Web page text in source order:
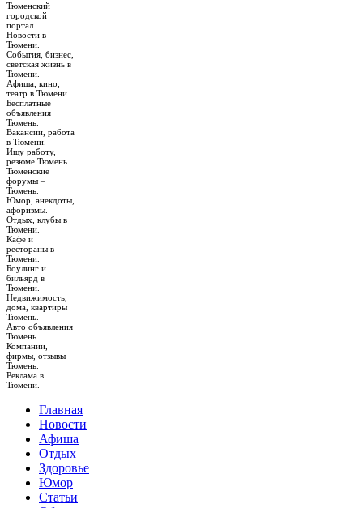
Тюменский
городской
портал.
Новости в
Тюмени.
События, бизнес,
светская жизнь в
Тюмени.
Афиша, кино,
театр в Тюмени.
Бесплатные
объявления
Тюмень.
Вакансии, работа
в Тюмени.
Ищу работу,
резюме Тюмень.
Тюменские
форумы –
Тюмень.
Юмор, анекдоты,
афоризмы.
Отдых, клубы в
Тюмени.
Кафе и
рестораны в
Тюмени.
Боулинг и
бильярд в
Тюмени.
Недвижимость,
дома, квартиры
Тюмень.
Авто объявления
Тюмень.
Компании,
фирмы, отзывы
Тюмень.
Реклама в
Тюмени.
Главная
Новости
Афиша
Отдых
Здоровье
Юмор
Статьи